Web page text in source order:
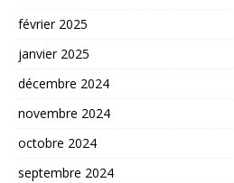
février 2025
janvier 2025
décembre 2024
novembre 2024
octobre 2024
septembre 2024